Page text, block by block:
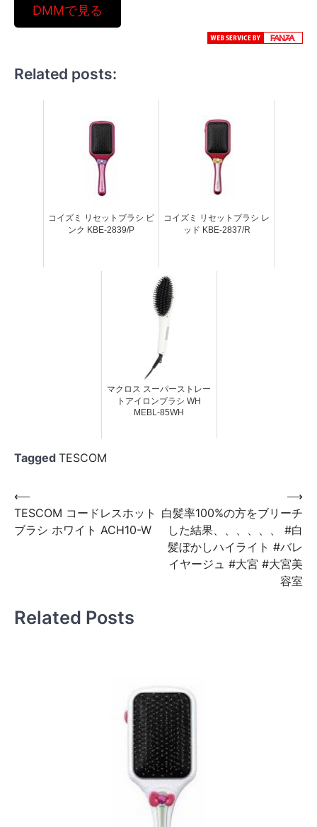
DMMで見る
Related posts:
コイズミ リセットブラシ ピ
ンク KBE-2839/P
コイズミ リセットブラシ レ
ッド KBE-2837/R
マクロス スーパーストレー
トアイロンブラシ WH
MEBL-85WH
Tagged TESCOM
投
稿
ナ
ー
シ
⟵
TESCOM コードレスホット
ブラシ ホワイト ACH10-W
白髪率100%の方をブリーチ
した結果、、、、、、 #白
髪ぼかしハイライト #バレ
イヤージュ #大宮 #大宮美
容室
⟶
Related Posts